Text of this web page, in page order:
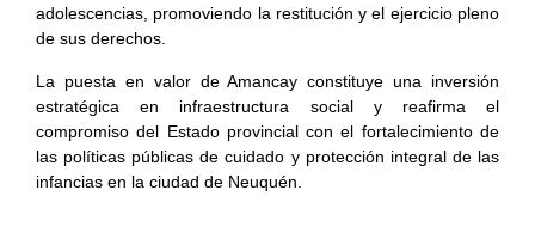
adolescencias, promoviendo la restitución y el ejercicio pleno
de sus derechos.
La puesta en valor de Amancay constituye una inversión
estratégica en infraestructura social y reafirma el
compromiso del Estado provincial con el fortalecimiento de
las políticas públicas de cuidado y protección integral de las
infancias en la ciudad de Neuquén.